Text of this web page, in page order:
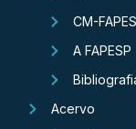
CM-
A FAPESP
Acervo